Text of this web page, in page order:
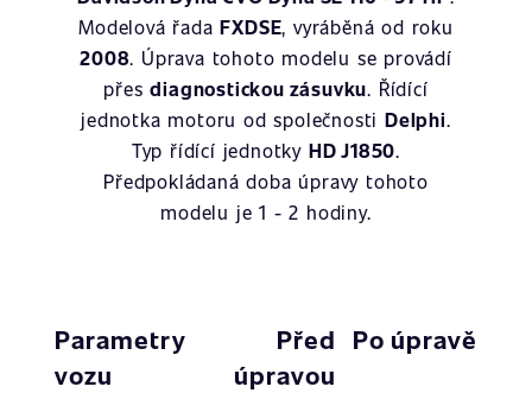
Modelová řadaFXDSE, vyráběná od roku
2008. Úprava tohoto modelu se provádí
přesdiagnostickou zásuvku. Řídící
jednotka motoru od společnostiDelphi.
Typ řídící jednotky HD J1850.
Předpokládaná doba úpravy tohoto
modelu je 1 - 2 hodiny.
Parametry
vozu
Před
úpravou
Po úpravě